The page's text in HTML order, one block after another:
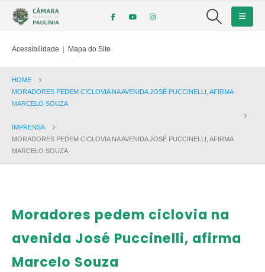
Acessibilidade | Mapa do Site
HOME
MORADORES PEDEM CICLOVIA NA AVENIDA JOSÉ PUCCINELLI, AFIRMA
MARCELO SOUZA
IMPRENSA
MORADORES PEDEM CICLOVIA NA AVENIDA JOSÉ PUCCINELLI, AFIRMA
MARCELO SOUZA
Moradores pedem ciclovia na
avenida José Puccinelli, afirma
Marcelo Souza